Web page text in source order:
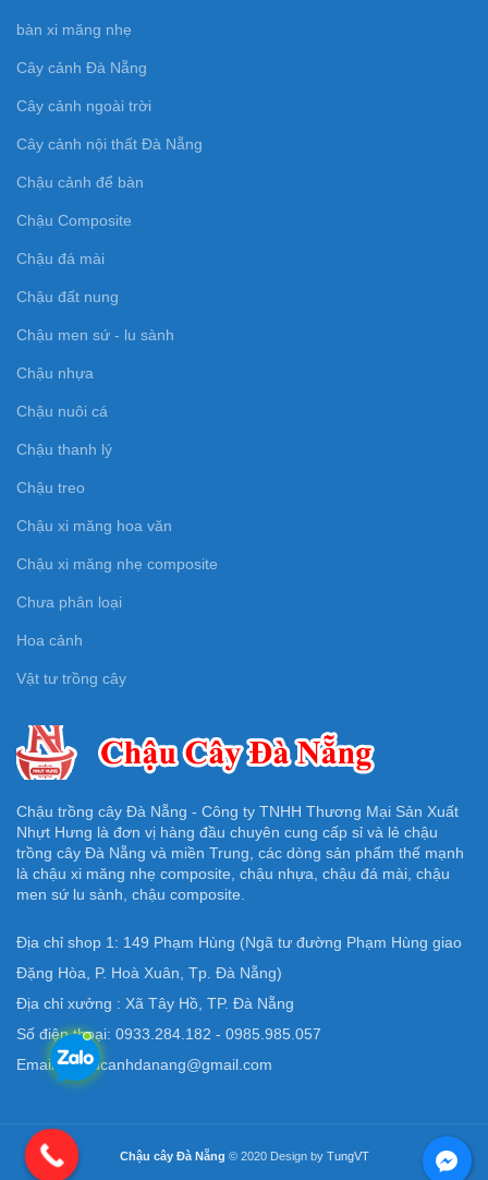
bàn xi măng nhẹ
Cây cảnh Đà Nẵng
Cây cảnh ngoài trời
Cây cảnh nội thất Đà Nẵng
Chậu cảnh để bàn
Chậu Composite
Chậu đá mài
Chậu đất nung
Chậu men sứ - lu sành
Chậu nhựa
Chậu nuôi cá
Chậu thanh lý
Chậu treo
Chậu xi măng hoa văn
Chậu xi măng nhẹ composite
Chưa phân loại
Hoa cảnh
Vật tư trồng cây
Chậu trồng cây Đà Nẵng - Công ty TNHH Thương Mại Sản Xuất
Nhựt Hưng là đơn vị hàng đầu chuyên cung cấp sỉ và lẻ chậu
trồng cây Đà Nẵng và miền Trung, các dòng sản phẩm thế mạnh
là chậu xi măng nhẹ composite, chậu nhựa, chậu đá mài, chậu
men sứ lu sành, chậu composite.
Địa chỉ shop 1: 149 Phạm Hùng (Ngã tư đường Phạm Hùng giao
Đặng Hòa, P. Hoà Xuân, Tp. Đà Nẵng)
Địa chỉ xưởng : Xã Tây Hồ, TP. Đà Nẵng
Số điện thoại: 0933.284.182 - 0985.985.057
Email: Chaucanhdanang@gmail.com
Chậu cây Đà Nẵng © 2020 Design by TungVT